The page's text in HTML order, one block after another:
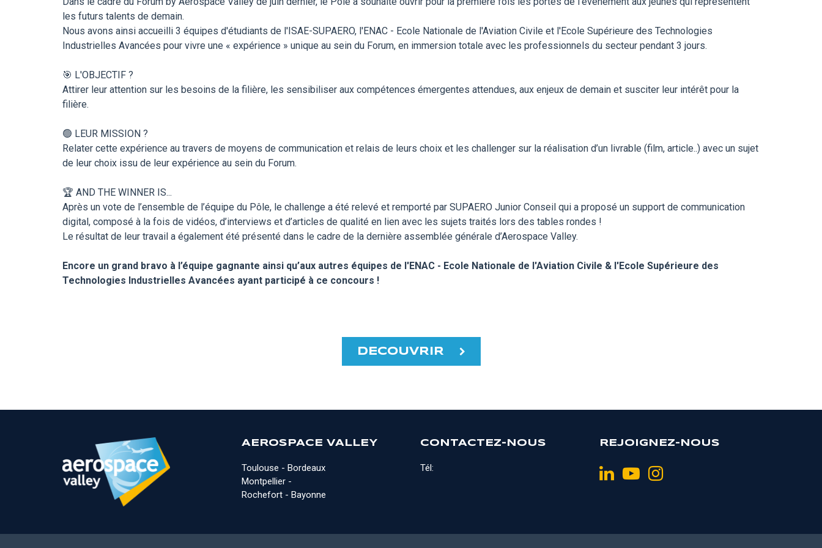
les futurs talents de demain.
Nous avons ainsi accueilli 3 équipes d'étudiants de l'ISAE-SUPAERO, l'ENAC - Ecole Nationale de l'Aviation Civile et l'Ecole Supérieure des Technologies
Industrielles Avancées pour vivre une « expérience » unique au sein du Forum, en immersion totale avec les professionnels du secteur pendant 3 jours.
🎯 L'OBJECTIF ?
Attirer leur attention sur les besoins de la filière, les sensibiliser aux compétences émergentes attendues, aux enjeux de demain et susciter leur intérêt pour la
filière.
🟢 LEUR MISSION ?
Relater cette expérience au travers de moyens de communication et relais de leurs choix et les challenger sur la réalisation d’un livrable (film, article..) avec un sujet
de leur choix issu de leur expérience au sein du Forum.
🏆 AND THE WINNER IS...
Après un vote de l’ensemble de l’équipe du Pôle, le challenge a été relevé et remporté par SUPAERO Junior Conseil qui a proposé un support de communication
digital, composé à la fois de vidéos, d’interviews et d’articles de qualité en lien avec les sujets traités lors des tables rondes !
Le résultat de leur travail a également été présenté dans le cadre de la dernière assemblée générale d’Aerospace Valley.
Encore un grand bravo à l’équipe gagnante ainsi qu’aux autres équipes de l'ENAC - Ecole Nationale de l'Aviation Civile & l'Ecole Supérieure des
Technologies Industrielles Avancées ayant participé à ce concours !
DECOUVRIR
AEROSPACE VALLEY
Toulouse - Bordeaux
Montpellier -
Rochefort - Bayonne
CONTACTEZ-NOUS
Tél:
REJOIGNEZ-NOUS